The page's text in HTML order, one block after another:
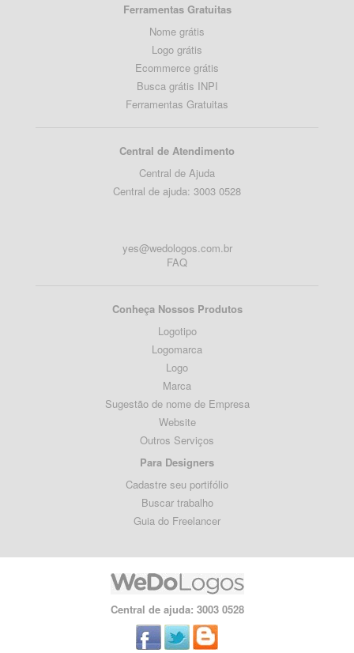
Ferramentas Gratuitas
Nome grátis
Logo grátis
Ecommerce grátis
Busca grátis INPI
Ferramentas Gratuitas
Central de Atendimento
Central de Ajuda
Central de ajuda: 3003 0528
yes@wedologos.com.br
FAQ
Conheça Nossos Produtos
Logotipo
Logomarca
Logo
Marca
Sugestão de nome de Empresa
Website
Outros Serviços
Para Designers
Cadastre seu portifólio
Buscar trabalho
Guia do Freelancer
Central de ajuda: 3003 0528